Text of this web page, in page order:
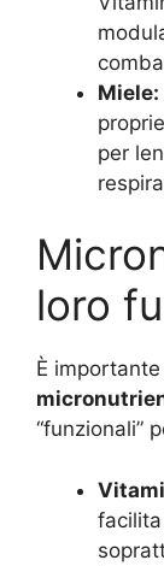
Miele:
per
loro
È
“funzionali”